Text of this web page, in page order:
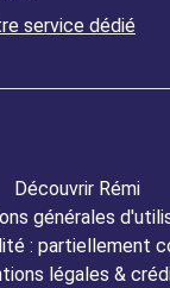
service dédié
Découvrir Rémi
générales
: partiellement
légales &